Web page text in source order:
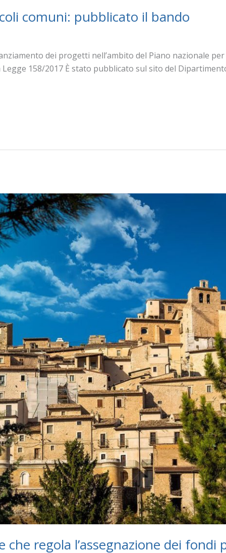
comuni: pubblicato il bando
dei progetti nell’ambito del Piano nazionale
158/2017 È stato pubblicato sul sito del
che regola l’assegnazione dei fondi